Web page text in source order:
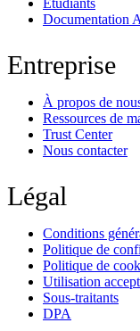
Étudiants
Documentation
Entreprise
À propos de
Ressources de
Trust Center
Nous contacter
Légal
Conditions
Politique de
Politique de
Utilisation
Sous-traitants
DPA